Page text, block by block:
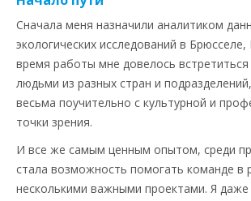
Сначала меня назначили аналитиком
экологических исследований в Брюсселе,
время работы мне довелось встретиться
людьми из разных стран и
весьма поучительно с культурной и
точки зрения.
И все же самым ценным опытом, среди
стала возможность помогать команде в
несколькими важными проектами. Я